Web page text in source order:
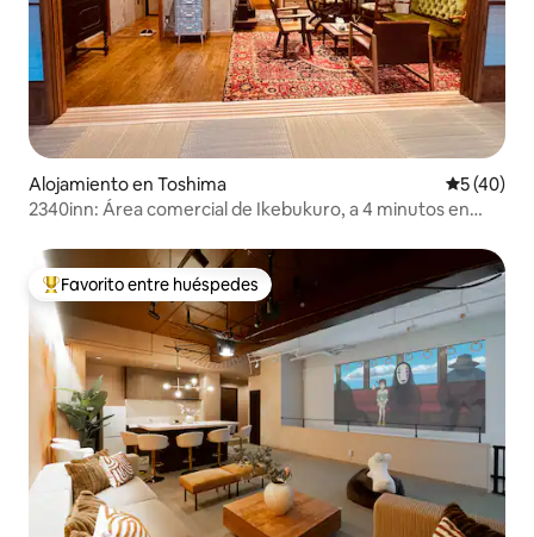
Alojamiento en Toshima
5 (40)
2340inn: Área comercial de Ikebukuro, a 4 minutos en
diseñado 55 ！, tatami japonés + sala de estar, 2 baños
Favorito entre huéspedes preferido
Favorito entre huéspedes